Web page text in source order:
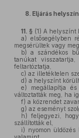
8. Eljárás
11. § (1) A helyszínt
a) elsősegélyben
megsérültek vagy
b) a szándékos
tanúkat
feltartóztatja,
c) az illetéktelen
d) a helyszínt
e) megállapítja
változtatták meg, ha
f) a közrendet
g) az eseményt
h) feljegyezi,
szállították el,
i) nyomon